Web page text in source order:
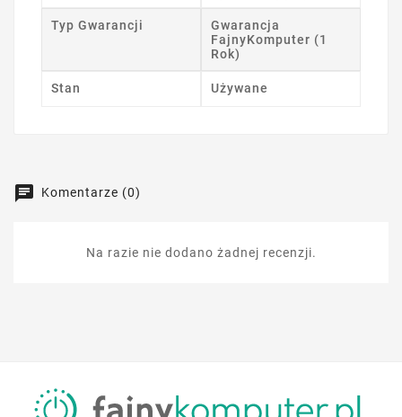
Typ Gwarancji
Gwarancja
FajnyKomputer (1
Rok)
Stan Używane
Komentarze (0)
Na razie nie dodano żadnej recenzji.